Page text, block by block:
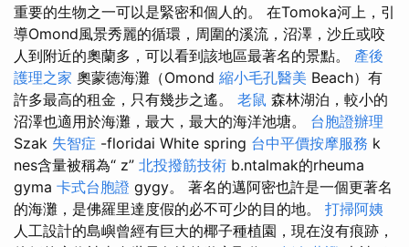
重要的生物之一可以是緊密和個人的。 在Tomoka河上，引
導Omond風景秀麗的循環，周圍的溪流，沼澤，沙丘或咬
人到附近的奧蘭多，可以看到該地區最著名的景點。 產後
護理之家 奧蒙德海灘（Omond 縮小毛孔醫美 Beach）有
許多最高的租金，只有幾步之遙。 老鼠 森林湖泊，較小的
沼澤也適用於海灘，最大，最大的海洋池塘。 台胞證辦理
Szak 失智症 -floridai White spring 台中平價按摩服務 k
nes含量被稱為“ z” 北投撥筋技術 b.ntalmak的rheuma
gyma 卡式台胞證 gygy。 著名的邁阿密也許是一個更著名
的海灘，是佛羅里達度假的必不可少的目的地。 打掃阿姨
人工設計的島嶼曾經有巨大的椰子種植園，現在沒有痕跡，